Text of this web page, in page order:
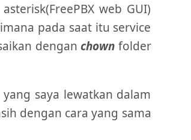
web GUI)
pada saat itu service
dengan chown folder
saya lewatkan dalam
dengan cara yang sama